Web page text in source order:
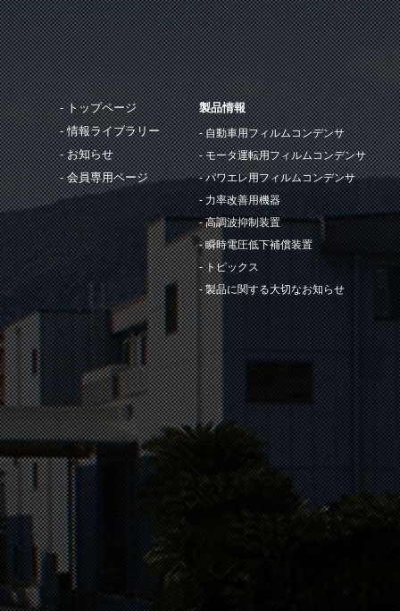
トップページ
情報ライブラリー
お知らせ
会員専用ページ
製品情報
自動車用フィルムコンデンサ
モータ運転用フィルムコンデンサ
パワエレ用フィルムコンデンサ
力率改善用機器
高調波抑制装置
瞬時電圧低下補償装置
トピックス
製品に関する大切なお知らせ